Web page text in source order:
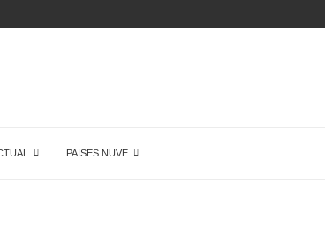
DE...
PAISES NUVE